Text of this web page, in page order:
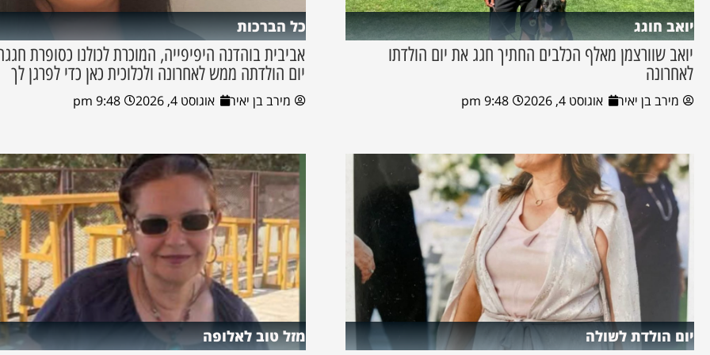
יואב חוגג
יואב שוורצמן מאלף הכלבים החתיך חגג את יום הולדתו
לאחרונה
מירב בן יאיר אוגוסט 4, 2026 9:48 pm
כל הברכות
אביבית בוהדנה היפיפייה, המוכרת לכולנו כסופרת
יום הולדתה ממש לאחרונה ולכלוכית כאן כדי לפרגן לך
מירב בן יאיר אוגוסט 4, 2026 9:48 pm
יום הולדת לשולה מזל טוב לאלופה